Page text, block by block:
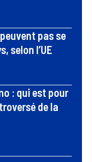
pas se
selon l’UE
: qui est pour
de la